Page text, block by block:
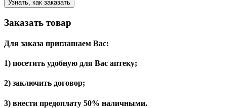
Узнать, как заказать
Заказать товар
Для заказа приглашаем Вас:
1) посетить удобную для Вас аптеку;
2) заключить договор;
3) внести предоплату 50% наличными.